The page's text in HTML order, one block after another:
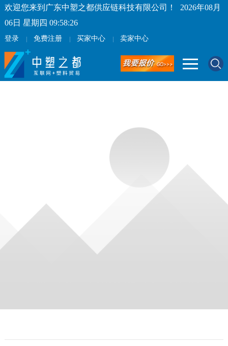
欢迎您来到广东中塑之都供应链科技有限公司！
2026年08月
06日 星期四 09:58:26
登录 免费注册 买家中心 卖家中心